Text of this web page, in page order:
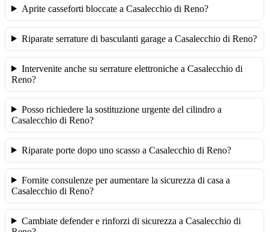
Aprite casseforti bloccate a Casalecchio di Reno?
Riparate serrature di basculanti garage a Casalecchio di Reno?
Intervenite anche su serrature elettroniche a Casalecchio di
Reno?
Posso richiedere la sostituzione urgente del cilindro a
Casalecchio di Reno?
Riparate porte dopo uno scasso a Casalecchio di Reno?
Fornite consulenze per aumentare la sicurezza di casa a
Casalecchio di Reno?
Cambiate defender e rinforzi di sicurezza a Casalecchio di